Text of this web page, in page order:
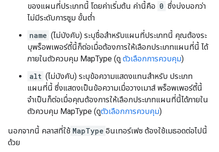
ของแผนที่ประเภทนี้ โดยค่าเริ่มต้น ค่านี้คือ 0 ซึ่งบ่งบอกว่า
ไม่มีระดับการซูม ขั้นต่ำ
name (ไม่บังคับ) ระบุชื่อสำหรับแผนที่ประเภทนี้ คุณต้องระ
บุพร็อพเพอร์ตี้นี้ก็ต่อเมื่อต้องการให้เลือกประเภทแผนที่นี้ ได้
ภายในตัวควบคุม MapType (ดู ตัวเลือกการควบคุม)
alt (ไม่บังคับ) ระบุข้อความแสดงแทนสำหรับ ประเภท
แผนที่นี้ ซึ่งแสดงเป็นข้อความเมื่อวางเมาส์ พร็อพเพอร์ตี้นี้
จำเป็นก็ต่อเมื่อคุณต้องการให้เลือกประเภทแผนที่นี้ได้ภายใน
ตัวควบคุม MapType (ดูตัวเลือกการควบคุม)
นอกจากนี้ คลาสที่ใช้ MapType อินเทอร์เฟซ ต้องใช้เมธอดต่อไปนี้
ด้วย